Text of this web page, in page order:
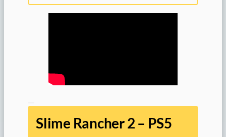
Slime Rancher 2 – PS5